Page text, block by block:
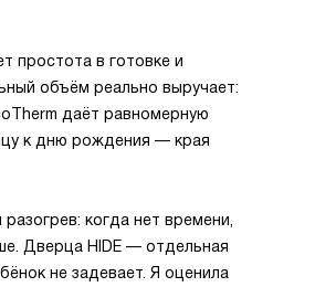
простота в готовке и
объём реально выручает:
даёт равномерную
к дню рождения — края
когда нет времени,
Дверца HIDE — отдельная
не задевает. Я оценила